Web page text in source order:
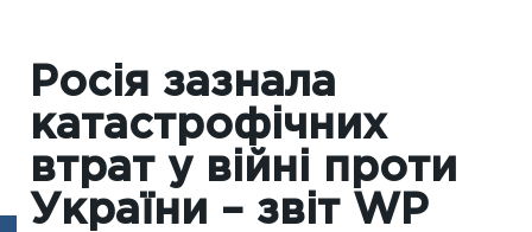
Росія зазнала
катастрофічних
втрат у війні проти
України – звіт WP